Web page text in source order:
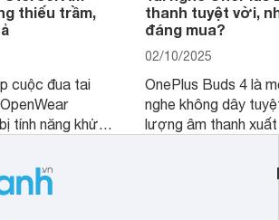
thiếu trầm,
cuộc đua tai
tính năng khử
và hiệu quả khử
Xiaomi này có
dùng?
thanh tuyệt vời,
đáng mua?
02/10/2025
OnePlus Buds 4 là
nghe không dây
lượng âm thanh
khử tiếng ồn ấn
tiến. Tuy nhiên,